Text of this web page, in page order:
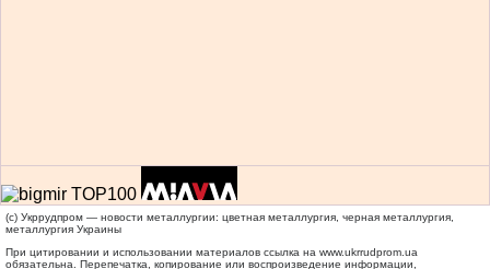
(c) Укррудпром — новости металлургии: цветная металлургия, черная металлургия,
металлургия Украины
При цитировании и использовании материалов ссылка на www.ukrrudprom.ua
обязательна. Перепечатка, копирование или воспроизведение информации,